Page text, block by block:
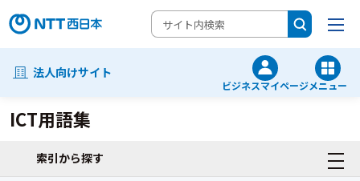
法人向けサイト
ビジネスマイページメニュー
ICT用語集
索引から探す